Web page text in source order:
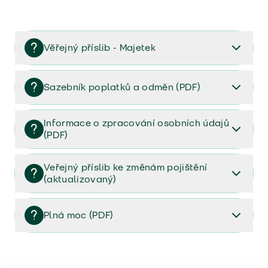
Věřejný příslib - Majetek
Věřejný příslib majetek 2023
Sazebník poplatků a odměn (PDF)
Sazebník poplatků a odměn (PDF)
Informace o zpracování osobních údajů
(PDF)
Informace o zpracování osobních údajů (PDF)
Veřejný příslib ke změnám pojištění
(aktualizovaný)
Veřejný příslib ke změnám pojištění (aktualizovaný)
Plná moc (PDF)